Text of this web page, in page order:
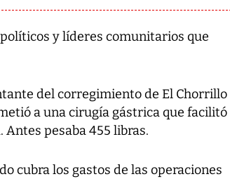
y líderes comunitarios que
del corregimiento de El Chorrillo
a una cirugía gástrica que facilitó
pesaba 455 libras.
cubra los gastos de las operaciones